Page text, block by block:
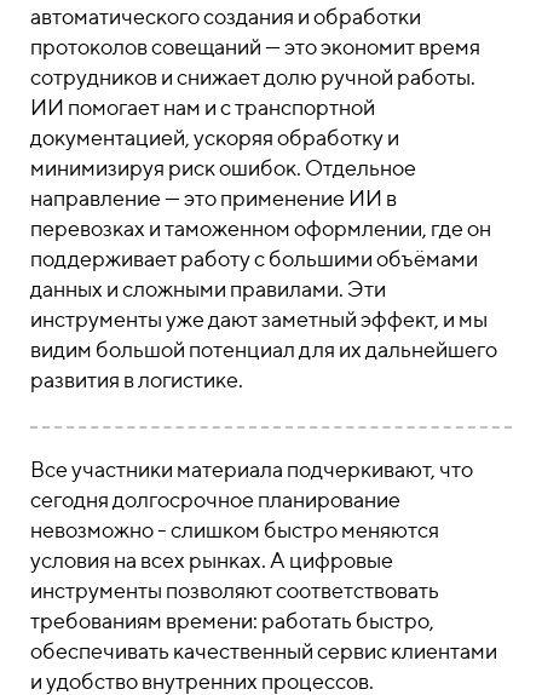
автоматического создания и обработки
протоколов совещаний — это экономит время
сотрудников и снижает долю ручной работы.
ИИ помогает нам и с транспортной
документацией, ускоряя обработку и
минимизируя риск ошибок. Отдельное
направление — это применение ИИ в
перевозках и таможенном оформлении, где он
поддерживает работу с большими объёмами
данных и сложными правилами. Эти
инструменты уже дают заметный эффект, и мы
видим большой потенциал для их дальнейшего
развития в логистике.
Все участники материала подчеркивают, что
сегодня долгосрочное планирование
невозможно - слишком быстро меняются
условия на всех рынках. А цифровые
инструменты позволяют соответствовать
требованиям времени: работать быстро,
обеспечивать качественный сервис клиентами
и удобство внутренних процессов.